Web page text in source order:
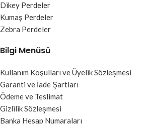
Dikey Perdeler
Kumaş Perdeler
Zebra Perdeler
Bilgi Menüsü
Kullanım Koşulları ve Üyelik Sözleşmesi
Garanti ve İade Şartları
Ödeme ve Teslimat
Gizlilik Sözleşmesi
Banka Hesap Numaraları